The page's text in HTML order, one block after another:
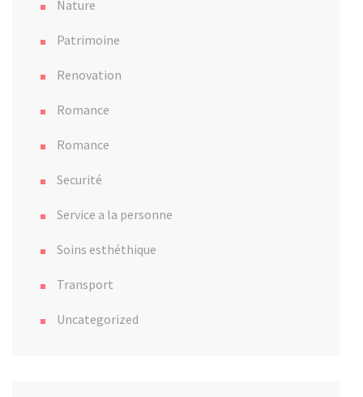
Nature
Patrimoine
Renovation
Romance
Romance
Securité
Service a la personne
Soins esthéthique
Transport
Uncategorized